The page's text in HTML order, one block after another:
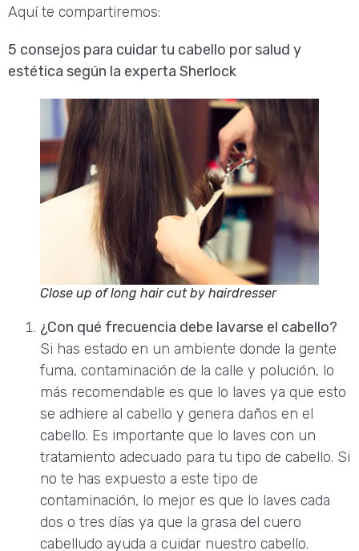
Aquí te compartiremos:
5 consejos para cuidar tu cabello por salud y
estética según la experta Sherlock
Close up of long hair cut by hairdresser
¿Con qué frecuencia debe lavarse el cabello?
Si has estado en un ambiente donde la gente
fuma, contaminación de la calle y polución, lo
más recomendable es que lo laves ya que esto
se adhiere al cabello y genera daños en el
cabello. Es importante que lo laves con un
tratamiento adecuado para tu tipo de cabello. Si
no te has expuesto a este tipo de
contaminación, lo mejor es que lo laves cada
dos o tres días ya que la grasa del cuero
cabelludo ayuda a cuidar nuestro cabello.